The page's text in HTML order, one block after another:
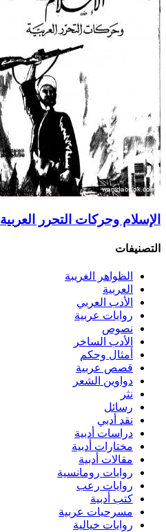
الإسلام وحركات التحرر العربية
التصنيفات
الظواهر الغريبة‏
العربية
الأدب العربي
روايات عربية
نصوص
الأدب الساخر
أمثال وحكم
قصص عربية
دواوين الشعر
نثر
رسائل
نقد أدبي
دراسات أدبية
مختارات أدبية
مقالات أدبية
روايات رومانسية
روايات رعب
كتب أدبية
مسرحيات عربية
روايات خيالية